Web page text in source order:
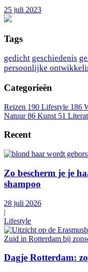
25 juli 2023
Tags
gedicht geschiedenis
persoonlijke
Categorieën
Reizen 190 Lifestyle 186
Natuur 86 Kunst 51
Recent
Zo bescherm je je
shampoo
28 juli 2026
|
Lifestyle
Dagje Rotterdam: